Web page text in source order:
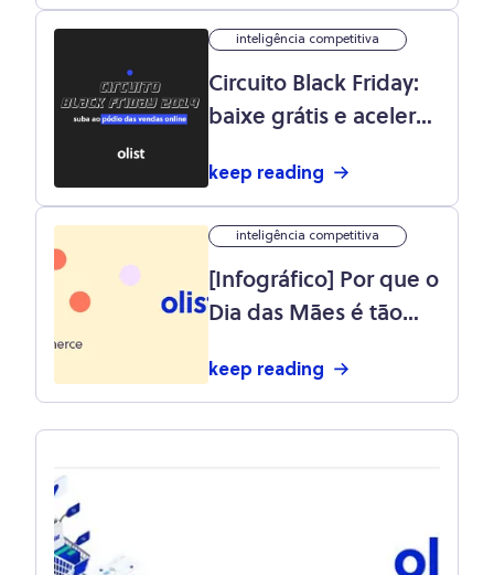
inteligência competitiva
Circuito Black Friday:
baixe grátis e acelere
keep reading
inteligência competitiva
[Infográfico] Por que o
Dia das Mães é tão
commerce?
keep reading